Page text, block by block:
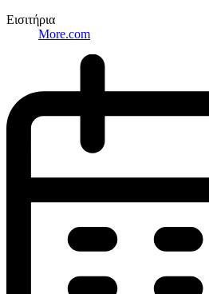
Εισιτήρια
More.com